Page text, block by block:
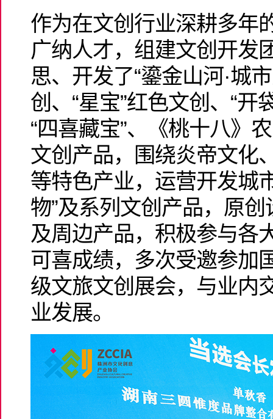
作为在文创行业深耕多年
广纳人才，组建文创开发
思、开发了“鎏金山河·城
创、“星宝”红色文创、“开
“四喜藏宝”、《桃十八》
文创产品，围绕炎帝文化
等特色产业，运营开发城
物”及系列文创产品，原创
及周边产品，积极参与各
可喜成绩，多次受邀参加
级文旅文创展会，与业内
业发展。